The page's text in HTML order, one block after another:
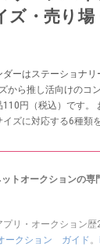
ズ・売り場
ーはステーショナリ
から推し活向けのコ
円（税込）です。
ズに対応する6種類
トオークションの専
リ・オークション歴
ークション ガイド。